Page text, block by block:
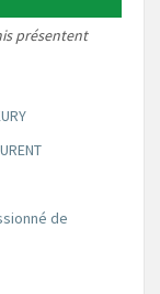
présentent
de